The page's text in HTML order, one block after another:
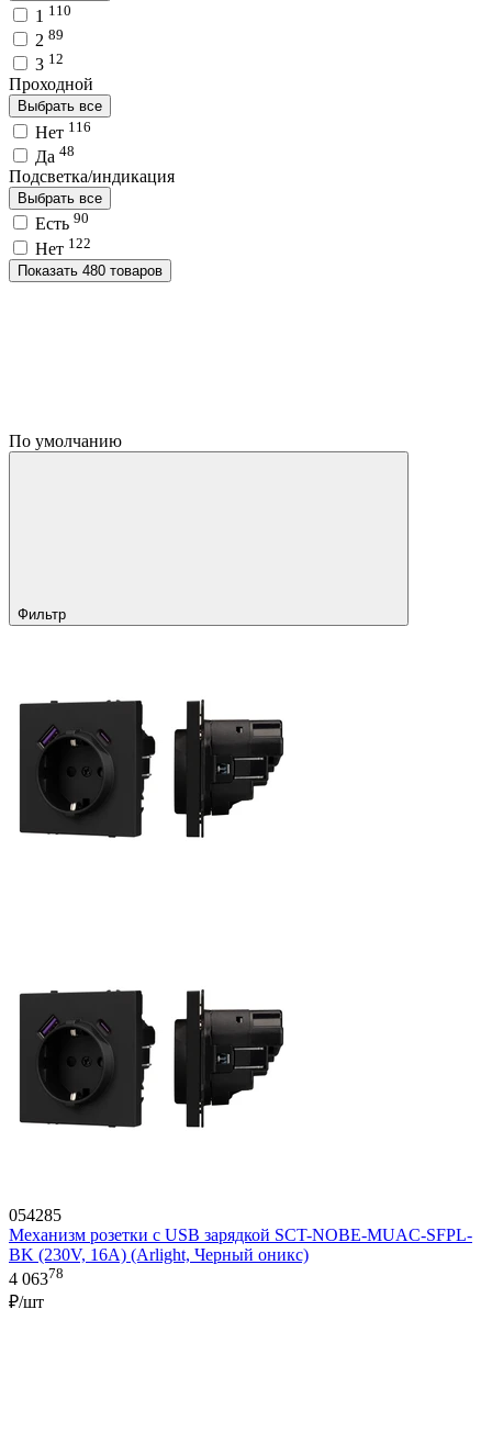
1 110
2 89
3 12
Проходной
Выбрать все
Нет 116
Да 48
Подсветка/индикация
Выбрать все
Есть 90
Нет 122
Показать 480 товаров
По умолчанию
Фильтр
054285
Механизм розетки с USB зарядкой SCT-NOBE-MUAC-SFPL-
BK (230V, 16A) (Arlight, Черный оникс)
4 06378
₽/шт